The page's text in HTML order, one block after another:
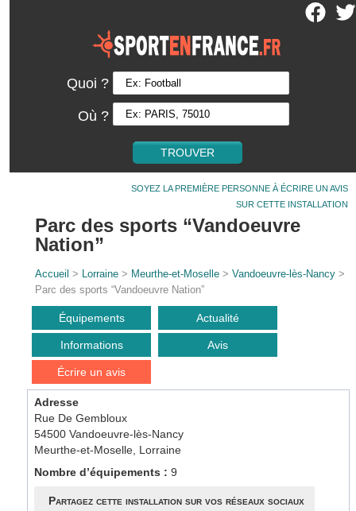
Quoi ?
Où ?
SOYEZ LA PREMIÈRE PERSONNE À ÉCRIRE UN AVIS
SUR CETTE INSTALLATION
Parc des sports “Vandoeuvre
Nation”
Accueil > Lorraine > Meurthe-et-Moselle >Vandoeuvre-lès-Nancy >
Parc des sports “Vandoeuvre Nation”
Équipements Actualité
Informations Avis
Écrire un avis
Adresse
Rue De Gembloux
54500 Vandoeuvre-lès-Nancy
Meurthe-et-Moselle, Lorraine
Nombre d’équipements :9
Partagez cette installation sur vos réseaux sociaux